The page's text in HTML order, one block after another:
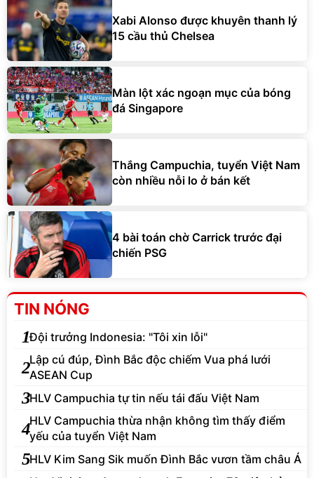
TIN NÓNG
1Đội trưởng Indonesia: "Tôi xin lỗi"
2Lập cú đúp, Đình Bắc độc chiếm Vua phá lưới
3HLV Campuchia tự tin nếu tái đấu Việt Nam
4HLV Campuchia thừa nhận không tìm thấy điểm
5HLV Kim Sang Sik muốn Đình Bắc vươn tầm châu Á
6Hụt Vinicius, Arsenal tranh Esposito 73 triệu bảng